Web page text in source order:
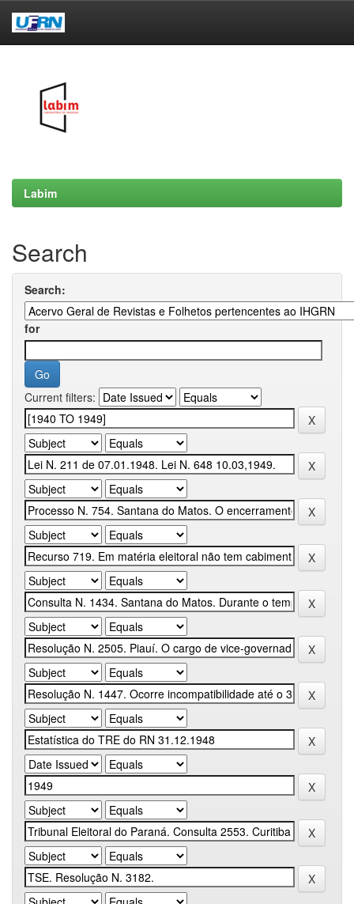
Labim
Search
Search:
for
Current filters: